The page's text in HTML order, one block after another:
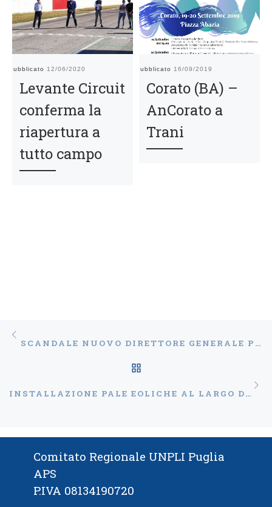
Pubblicato 12/06/2020
Levante Circuit
conferma la
riapertura a
tutto campo
Pubblicato 16/09/2019
Corato (BA) –
AnCorato a
Trani
Navigazione articoli
Articolo precedente SCANDALE NUOVO DIRETTORE GENERALE PUGLIAPROMOZIONE, GLI AUGURI DELLE PRO LOCO PUGLIESI
INSTALLAZIONE PALE EOLICHE AL LARGO DI OTRANTO, NETTA CONTRARIETÀ DELLE PRO LOCO PUGLIESI
Comitato Regionale UNPLI Puglia
APS
P.IVA 08134190720